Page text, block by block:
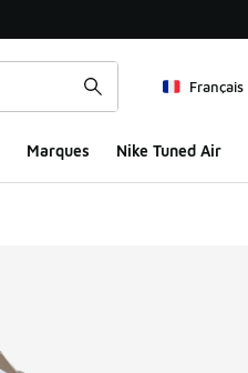
Français
Marques Nike Tuned Air